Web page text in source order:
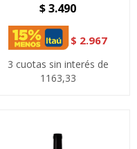
$3.490
$ 2.967
3 cuotas sin interés de
1163,33